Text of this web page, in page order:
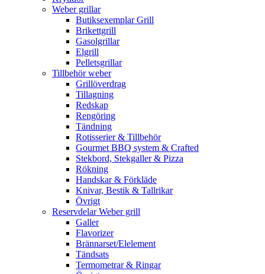
Weber grillar
Butiksexemplar Grill
Brikettgrill
Gasolgrillar
Elgrill
Pelletsgrillar
Tillbehör weber
Grillöverdrag
Tillagning
Redskap
Rengöring
Tändning
Rotisserier & Tillbehör
Gourmet BBQ system & Crafted
Stekbord, Stekgaller & Pizza
Rökning
Handskar & Förkläde
Knivar, Bestik & Tallrikar
Övrigt
Reservdelar Weber grill
Galler
Flavorizer
Brännarset/Elelement
Tändsats
Termometrar & Ringar